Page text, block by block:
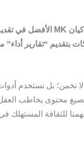
نخمن؛ بل نستخدم
يصيغ محتوى يخاطب
للثقافة المستهلك